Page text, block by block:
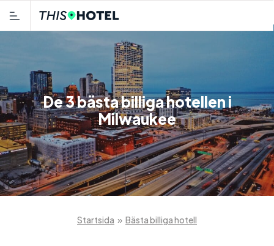
De 3 bästa billiga hotellen i
Milwaukee
Startsida » Bästa billiga hotell